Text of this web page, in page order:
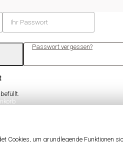
Passwort vergessen?
befüllt.
Cookies, um grundlegende Funktionen